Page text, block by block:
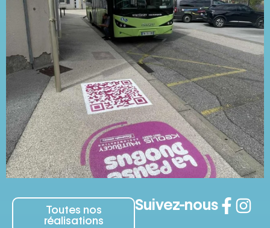
Toutes nos
réalisations
Suivez-nous